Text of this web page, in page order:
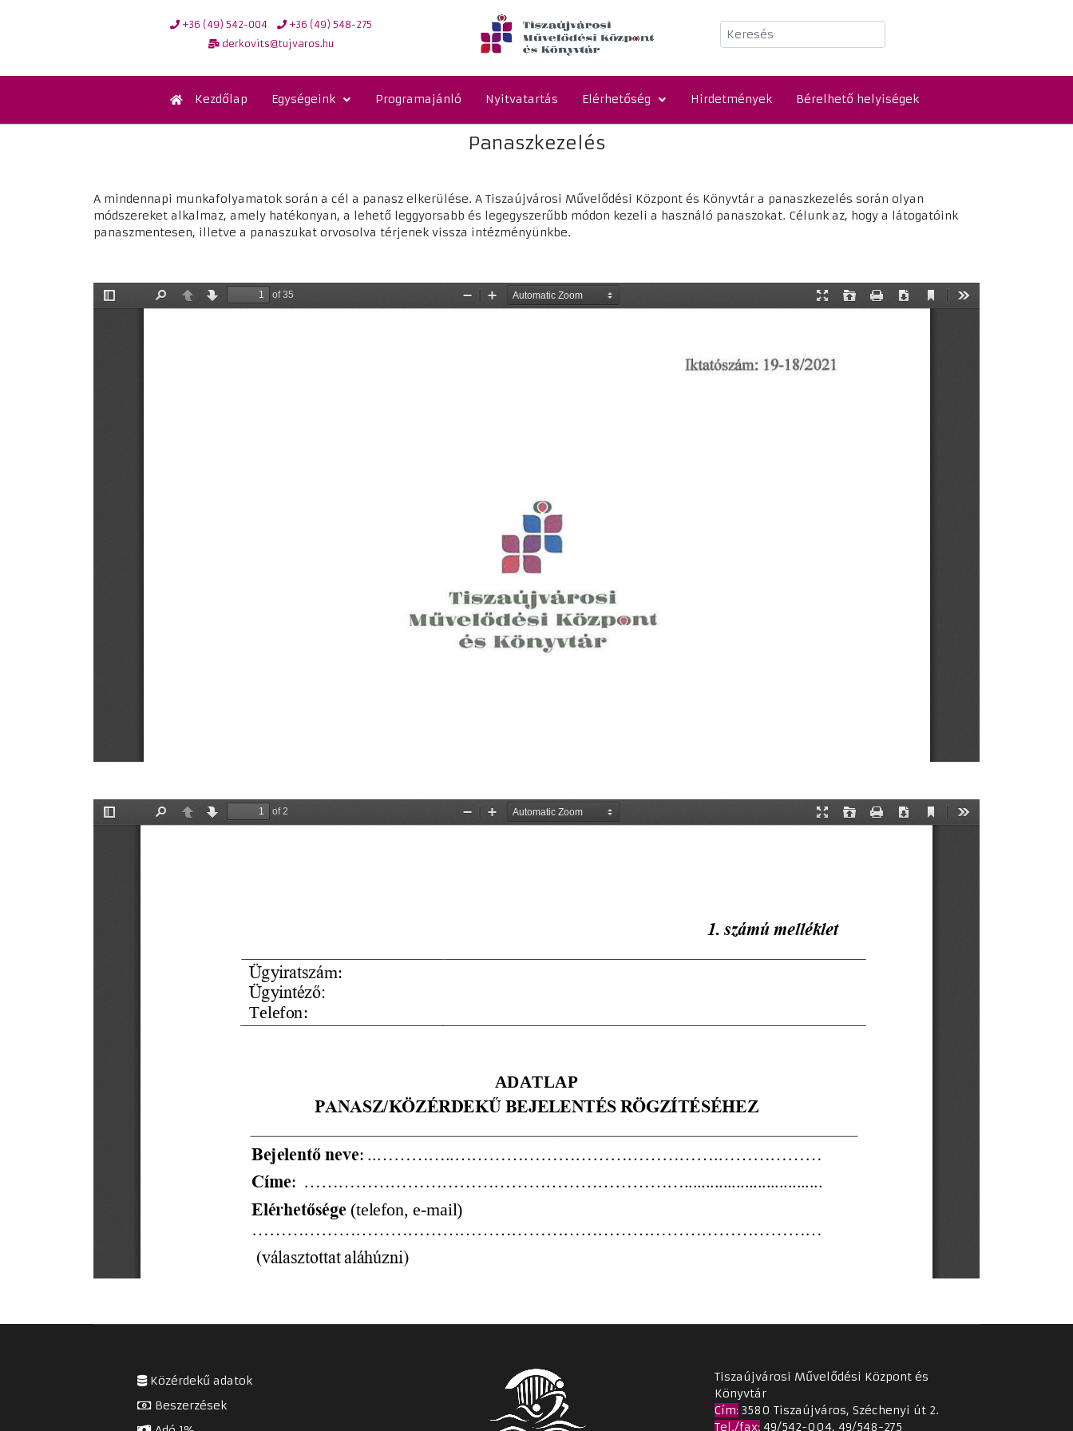
+36 (49) 542-004
+36 (49) 548-275
derkovits@tujvaros.hu
Keresés
Kezdőlap Egységeink Programajánló Nyitvatartás Elérhetőség Hirdetmények Bérelhető helyiségek
Panaszkezelés
A mindennapi munkafolyamatok során a cél a panasz elkerülése. A Tiszaújvárosi Művelődési Központ és Könyvtár a panaszkezelés során olyan
módszereket alkalmaz, amely hatékonyan, a lehető leggyorsabb és legegyszerűbb módon kezeli a használó panaszokat. Célunk az, hogy a látogatóink
panaszmentesen, illetve a panaszukat orvosolva térjenek vissza intézményünkbe.
Közérdekű adatok
Beszerzések
Tiszaújvárosi Művelődési Központ és
Könyvtár
Cím:3580 Tiszaújváros, Széchenyi út 2.
Tel./fax:49/542-004, 49/548-275